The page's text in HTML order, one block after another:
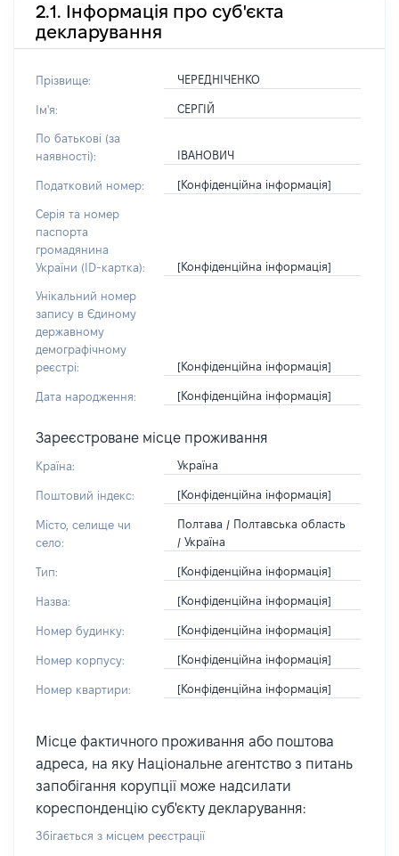
2.1. Інформація про суб'єкта
декларування
Прізвище: ЧЕРЕДНІЧЕНКО
Ім'я: СЕРГІЙ
По батькові (за
наявності):
ІВАНОВИЧ
Податковий номер: [Конфіденційна інформація]
Серія та номер
паспорта
громадянина
України (ID-картка):
[Конфіденційна інформація]
Унікальний номер
запису в Єдиному
державному
демографічному
реєстрі:
[Конфіденційна інформація]
Дата народження: [Конфіденційна інформація]
Зареєстроване місце проживання
Країна: Україна
Поштовий індекс: [Конфіденційна інформація]
Місто, селище чи
село:
Полтава / Полтавська область
/ Україна
Тип: [Конфіденційна інформація]
Назва: [Конфіденційна інформація]
Номер будинку: [Конфіденційна інформація]
Номер корпусу: [Конфіденційна інформація]
Номер квартири: [Конфіденційна інформація]
Місце фактичного проживання або поштова
адреса, на яку Національне агентство з питань
запобігання корупції може надсилати
кореспонденцію суб'єкту декларування:
Збігається з місцем реєстрації